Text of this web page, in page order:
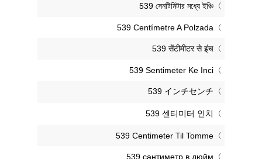
‎539 সেনটিমিটার মধ্যে ইঞ্চি
‎539 Centímetre A Polzada
‎539 सेंटीमीटर से इंच
‎539 Sentimeter Ke Inci
‎539 インチセンチ
‎539 센티미터 인치
‎539 Centimeter Til Tomme
‎539 сантиметр в дюйм